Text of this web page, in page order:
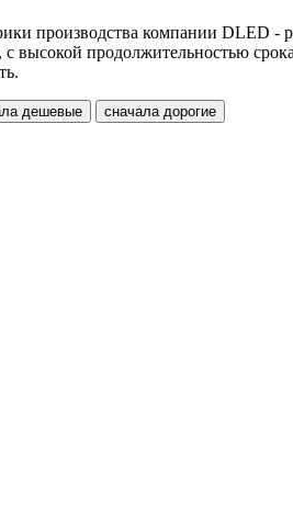
производства компании DLED -
высокой продолжительностью